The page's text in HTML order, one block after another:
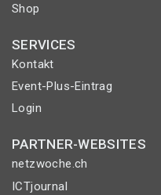
Shop
SERVICES
Kontakt
Event-Plus-Eintrag
Login
PARTNER-WEBSITES
netzwoche.ch
ICTjournal